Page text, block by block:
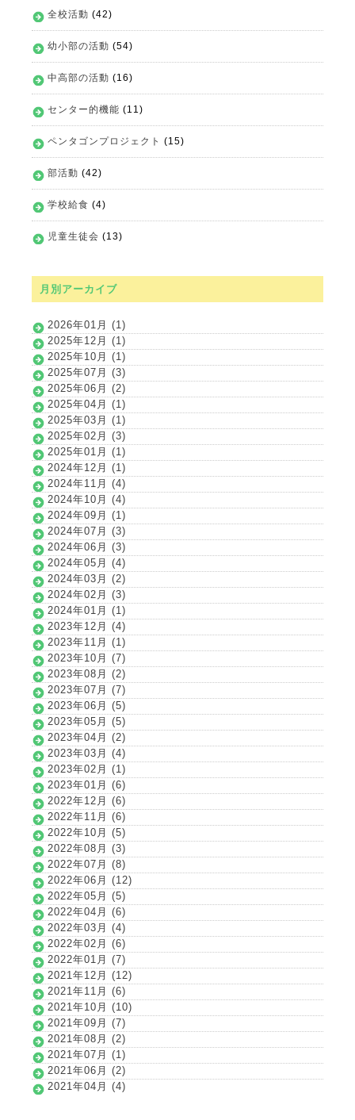
全校活動 (42)
幼小部の活動 (54)
中高部の活動 (16)
センター的機能 (11)
ペンタゴンプロジェクト (15)
部活動 (42)
学校給食 (4)
児童生徒会 (13)
月別アーカイブ
2026年01月 (1)
2025年12月 (1)
2025年10月 (1)
2025年07月 (3)
2025年06月 (2)
2025年04月 (1)
2025年03月 (1)
2025年02月 (3)
2025年01月 (1)
2024年12月 (1)
2024年11月 (4)
2024年10月 (4)
2024年09月 (1)
2024年07月 (3)
2024年06月 (3)
2024年05月 (4)
2024年03月 (2)
2024年02月 (3)
2024年01月 (1)
2023年12月 (4)
2023年11月 (1)
2023年10月 (7)
2023年08月 (2)
2023年07月 (7)
2023年06月 (5)
2023年05月 (5)
2023年04月 (2)
2023年03月 (4)
2023年02月 (1)
2023年01月 (6)
2022年12月 (6)
2022年11月 (6)
2022年10月 (5)
2022年08月 (3)
2022年07月 (8)
2022年06月 (12)
2022年05月 (5)
2022年04月 (6)
2022年03月 (4)
2022年02月 (6)
2022年01月 (7)
2021年12月 (12)
2021年11月 (6)
2021年10月 (10)
2021年09月 (7)
2021年08月 (2)
2021年07月 (1)
2021年06月 (2)
2021年04月 (4)